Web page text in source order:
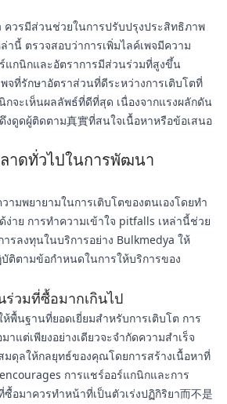
ควรมีส่วนช่วยในการปรับปรุงประสิทธิภาพ
นี้ ตรวจสอบว่าการเพิ่มไลค์เพจมีความ
แกนิกและอัตราการมีส่วนร่วมที่สูงขึ้น
จที่รักษาอัตราส่วนที่ดีระหว่างการเติบโตที่
กจะเห็นผลลัพธ์ที่ดีที่สุด เนื่องจากแรงผลักดัน
งดูดผู้ติดตาม真實ที่สนใจเนื้อหาหรือข้อเสนอ
าดทั่วไปในการพัฒนา
ามพยายามในการเติบโตของตนเองโดยทำ
ง่าย การทำความเข้าใจ pitfalls เหล่านี้ช่วย
รลงทุนในบริการอย่าง Bulkmedya ให้
ติตามข้อกำหนดในการให้บริการของ
ร่วมที่ซื้อมากเกินไป
พื้นฐานที่ยอดเยี่ยมสำหรับการเติบโต การ
แต่เพียงอย่างเดียวจะจำกัดความสำเร็จ
มดุลให้กลยุทธ์ของคุณโดยการสร้างเนื้อหาที่
การแชร์ออร์แกนิกและการ
อมาควรทำหน้าที่เป็นตัวเร่งปฏิกิริยา而不是